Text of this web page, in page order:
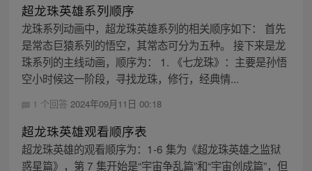
超龙珠英雄系列顺序
龙珠系列动画中，超龙珠英雄系列的相关顺序如下： 首先
是常态巨猿系列的悟空，其常态可分为五种。 接下来是龙
珠系列的主线动画，顺序为： 1. 《七龙珠》：主要是孙悟
空小时候这一阶段，寻找龙珠，修行，经典情...
1 个回答 2024年09月11日 00:18
超龙珠英雄观看顺序表
超龙珠英雄的观看顺序为：1-6 集为《超龙珠英雄之监狱
惑星篇》，第 7 集开始是“宇宙争乱篇”和“宇宙创成篇”，但